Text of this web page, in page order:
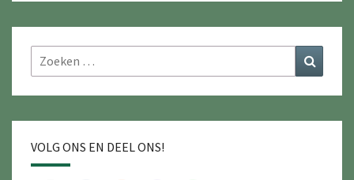
Zoeken
naar:
VOLG ONS EN DEEL ONS!